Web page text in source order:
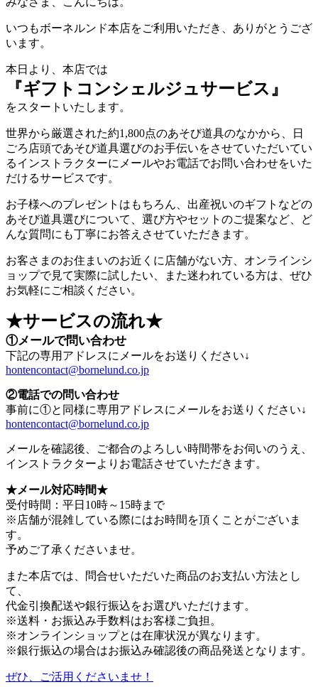
いつもボーネルンド本店をご利用いただき、ありがとうござ
います。
本日より、本店では
『ギフトコンシェルジュサービス』
をスタートいたします。
世界から厳選された約1,800点のあそび道具のなかから、日
ごろ店頭であそび道具選びのお手伝いをさせていただいてい
るインストラクターにメールやお電話でお問い合わせをいた
だけるサービスです。
お子様へのプレゼントはもちろん、出産祝いのギフトなどの
あそび道具選びについて、選び方やセットのご提案など、ど
んな質問にも丁寧にお答えさせていただきます。
お客さまのお住まいのお近くに店舗がない方、オンラインシ
ョップで見て実際に試したい、また迷われている方は、ぜひ
お気軽にご相談ください。
★サービスの流れ★
①メールで問い合わせ
下記の専用アドレスにメールをお送りください↓
hontencontact@bornelund.co.jp
②電話での問い合わせ
事前に①と同様に専用アドレスにメールをお送りください↓
hontencontact@bornelund.co.jp
メールを確認後、ご都合のよろしい時間帯をお伺いのうえ、
インストラクターよりお電話させていただきます。
★メール対応時間★
受付時間：平日10時～15時まで
※店舗が混雑している際にはお時間を頂くことがございま
す。
予めご了承くださいませ。
また本店では、問合せいただいた商品のお支払い方法とし
て、
代金引換配送や銀行振込をお選びいただけます。
※送料・お振込み手数料はお客様ご負担。
※オンラインショップとは在庫状況が異なります。
※銀行振込の場合はお振込み確認後の商品発送となります。
ぜひ、ご活用くださいませ！